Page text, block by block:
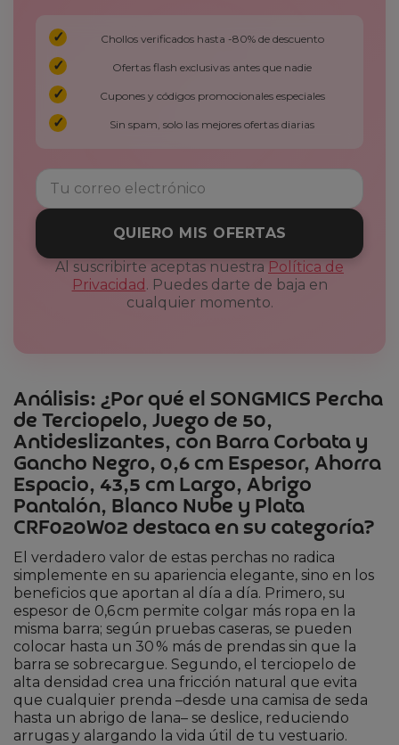
Chollos verificados hasta -80% de descuento
Ofertas flash exclusivas antes que nadie
Cupones y códigos promocionales especiales
Sin spam, solo las mejores ofertas diarias
QUIERO MIS OFERTAS
Al suscribirte aceptas nuestra Política de
Privacidad . Puedes darte de baja en
cualquier momento.
Análisis: ¿Por qué el SONGMICS Percha
de Terciopelo, Juego de 50,
Antideslizantes, con Barra Corbata y
Gancho Negro, 0,6 cm Espesor, Ahorra
Espacio, 43,5 cm Largo, Abrigo
Pantalón, Blanco Nube y Plata
CRF020W02 destaca en su categoría?
El verdadero valor de estas perchas no radica
simplemente en su apariencia elegante, sino en los
beneficios que aportan al día a día. Primero, su
espesor de 0,6 cm permite colgar más ropa en la
misma barra; según pruebas caseras, se pueden
colocar hasta un 30 % más de prendas sin que la
barra se sobrecargue. Segundo, el terciopelo de
alta densidad crea una fricción natural que evita
que cualquier prenda –desde una camisa de seda
hasta un abrigo de lana– se deslice, reduciendo
arrugas y alargando la vida útil de tu vestuario.